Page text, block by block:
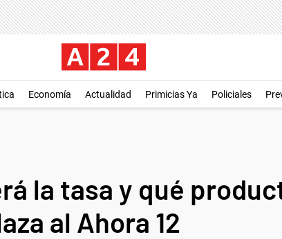
Economía Actualidad Primicias Ya Policiales
la tasa y qué
al Ahora 12